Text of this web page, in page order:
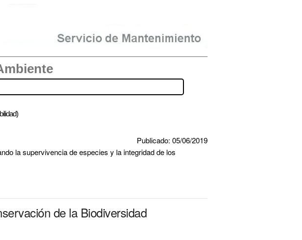
Publicado: 05/06/2019
la supervivencia de especies y la integridad de los
de la Biodiversidad